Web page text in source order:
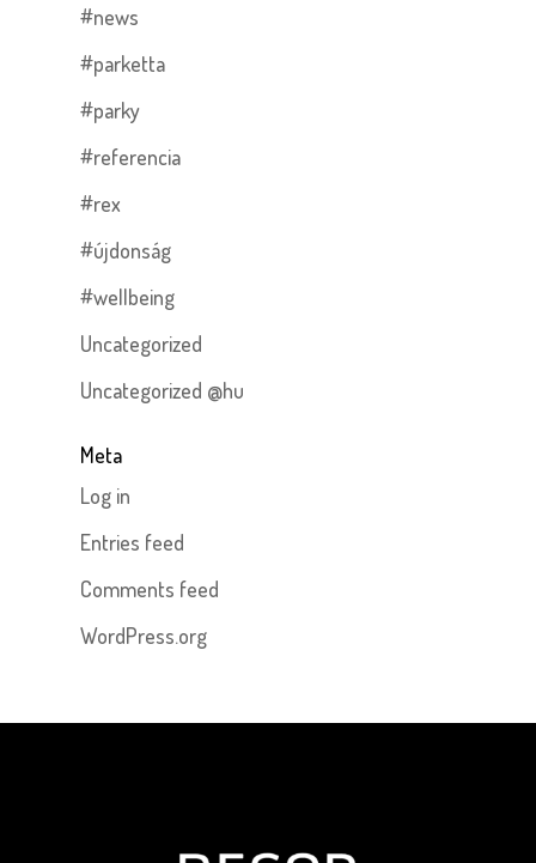
#news
#parketta
#parky
#referencia
#rex
#újdonság
#wellbeing
Uncategorized
Uncategorized @hu
Meta
Log in
Entries feed
Comments feed
WordPress.org